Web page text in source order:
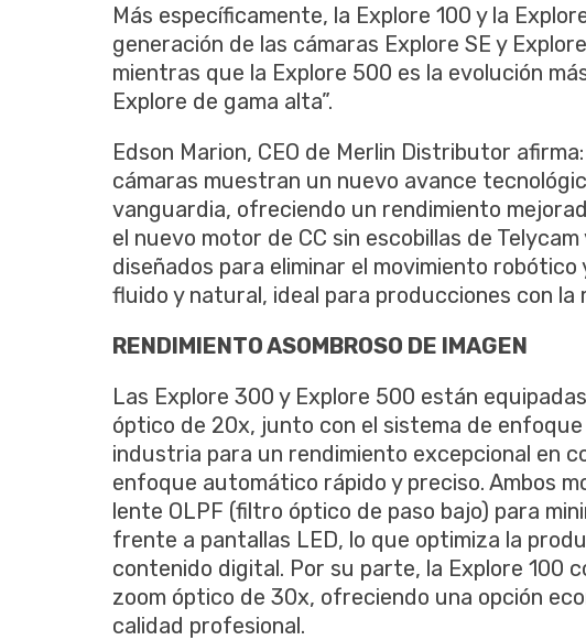
Más específicamente, la Explore 100 y la
generación de las cámaras Explore SE y
mientras que la Explore 500 es la evolución
Explore de gama alta”.
Edson Marion, CEO de Merlin Distributor
cámaras muestran un nuevo avance
vanguardia, ofreciendo un rendimiento
el nuevo motor de CC sin escobillas de
diseñados para eliminar el movimiento
fluido y natural, ideal para producciones con la
RENDIMIENTO ASOMBROSO DE IMAGEN
Las Explore 300 y Explore 500 están
óptico de 20x, junto con el sistema de
industria para un rendimiento excepcional en
enfoque automático rápido y preciso. Ambos
lente OLPF (filtro óptico de paso bajo) para
frente a pantallas LED, lo que optimiza la
contenido digital. Por su parte, la Explore 100
zoom óptico de 30x, ofreciendo una opción
calidad profesional.